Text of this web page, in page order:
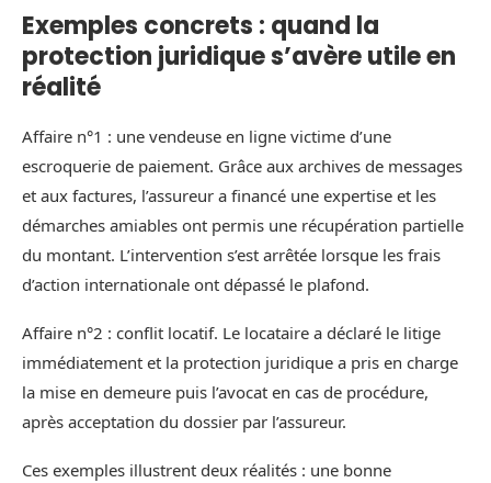
Exemples concrets : quand la
protection juridique s’avère utile en
réalité
Affaire n°1 : une vendeuse en ligne victime d’une
escroquerie de paiement. Grâce aux archives de messages
et aux factures, l’assureur a financé une expertise et les
démarches amiables ont permis une récupération partielle
du montant. L’intervention s’est arrêtée lorsque les frais
d’action internationale ont dépassé le plafond.
Affaire n°2 : conflit locatif. Le locataire a déclaré le litige
immédiatement et la protection juridique a pris en charge
la mise en demeure puis l’avocat en cas de procédure,
après acceptation du dossier par l’assureur.
Ces exemples illustrent deux réalités : une bonne